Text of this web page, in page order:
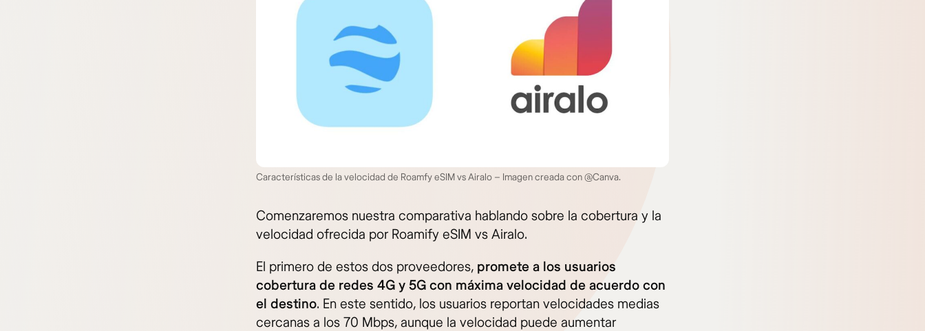
Características de la velocidad de Roamfy eSIM vs Airalo – Imagen creada con @Canva.
Comenzaremos nuestra comparativa hablando sobre la cobertura y la
velocidad ofrecida por Roamify eSIM vs Airalo.
El primero de estos dos proveedores, promete a los usuarios
cobertura de redes 4G y 5G con máxima velocidad de acuerdo con
el destino. En este sentido, los usuarios reportan velocidades medias
cercanas a los 70 Mbps, aunque la velocidad puede aumentar